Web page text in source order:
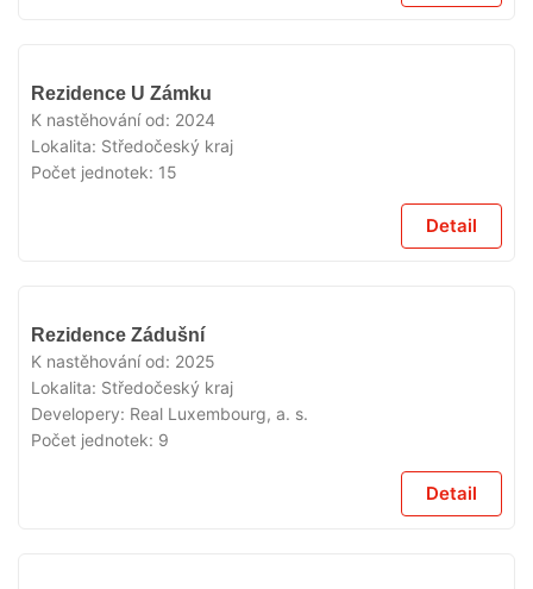
Rezidence U Zámku
K nastěhování od: 2024
Lokalita: Středočeský kraj
Počet jednotek: 15
Detail
Rezidence Zádušní
K nastěhování od: 2025
Lokalita: Středočeský kraj
Developery: Real Luxembourg, a. s.
Počet jednotek: 9
Detail